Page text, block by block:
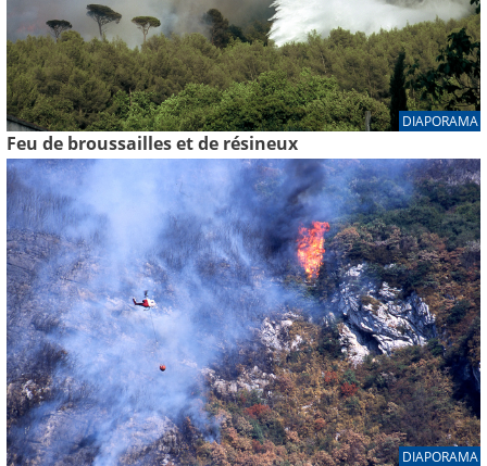
DIAPORAMA
Feu de broussailles et de résineux
DIAPORAMA